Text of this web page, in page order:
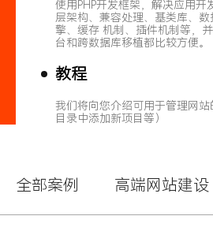
使用PHP开发框架，解决应用开
层架构、兼容处理、基类库、数
擎、缓存 机制、插件机制等，
台和跨数据库移植都比较方便。
教程
我们将向您介绍可用于管理网
目录中添加新项目等）
全部案例 高端网站建设